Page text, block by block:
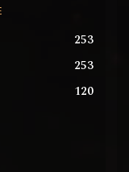
253
253
120